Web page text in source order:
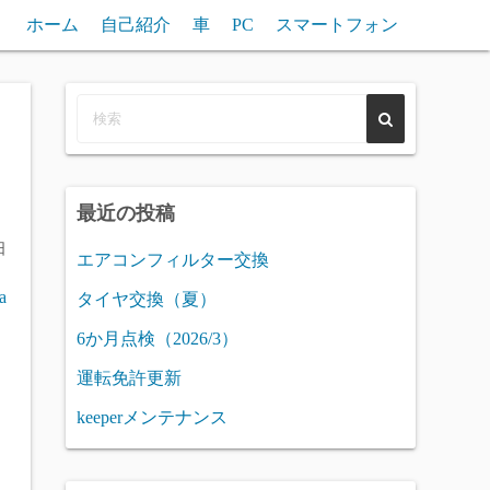
ホーム 自己紹介 車 PC スマートフォン
最近の投稿
エアコンフィルター交換
タイヤ交換（夏）
6か月点検（2026/3）
運転免許更新
keeperメンテナンス